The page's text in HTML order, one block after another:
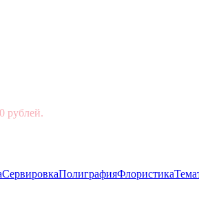
рублей.
СервировкаПолиграфияФлористика